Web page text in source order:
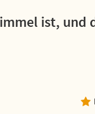
ist, und